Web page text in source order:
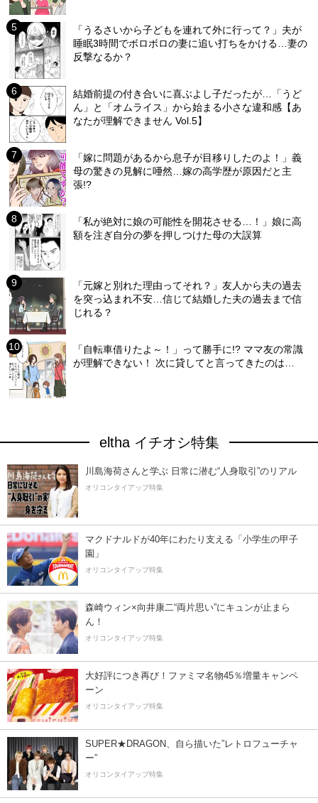
「うるさいから子どもを連れて外に行って？」夫が
睡眠3時間でボロボロの妻に追い打ちをかける…妻の
反撃なるか？
結婚前提の付き合いに喜ぶよし子だったが…「うど
ん」と「オムライス」から始まる小さな違和感【あ
なたが理解できません Vol.5】
「嫁に問題があるから息子が目移りしたのよ！」義
母の驚きの見解に唖然…嫁の高学歴が原因だと主
張!?
「私が絶対に娘の可能性を開花させる…！」娘に高
額を注ぎ自分の夢を押しつけた母の大誤算
「元嫁と別れた理由ってそれ？」友人から夫の過去
を突っ込まれ不安…信じて結婚した夫の過去まで信
じれる？
「自転車借りたよ～！」って勝手に!? ママ友の常識
が理解できない！ 次に貸してと言ってきたのは…
eltha イチオシ特集
川島海荷さんと学ぶ 日常に潜む“人身取引”のリアル
オリコンタイアップ特集
マクドナルドが40年にわたり支える「小学生の甲子
園」
オリコンタイアップ特集
森崎ウィン×向井康二“両片思い”にキュンが止まら
ん！
オリコンタイアップ特集
大好評につき再び！ファミマ名物45％増量キャンペ
ーン
オリコンタイアップ特集
SUPER★DRAGON、自ら描いた”レトロフューチャ
ー”
オリコンタイアップ特集